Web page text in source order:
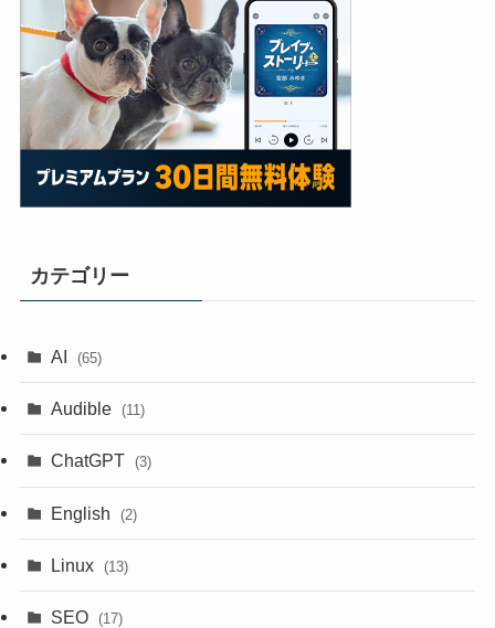
カテゴリー
AI (65)
Audible (11)
ChatGPT (3)
English (2)
Linux (13)
SEO (17)